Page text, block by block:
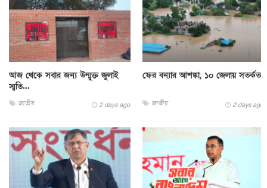
আজ থেকে সবার জন্য উন্মুক্ত জুলাই
স্মৃতি...
জাতীয় 2 days ago
ফের বন্যার আশঙ্কা, ১০ জেলায় সতর্কতা
জাতীয় 2 days ago